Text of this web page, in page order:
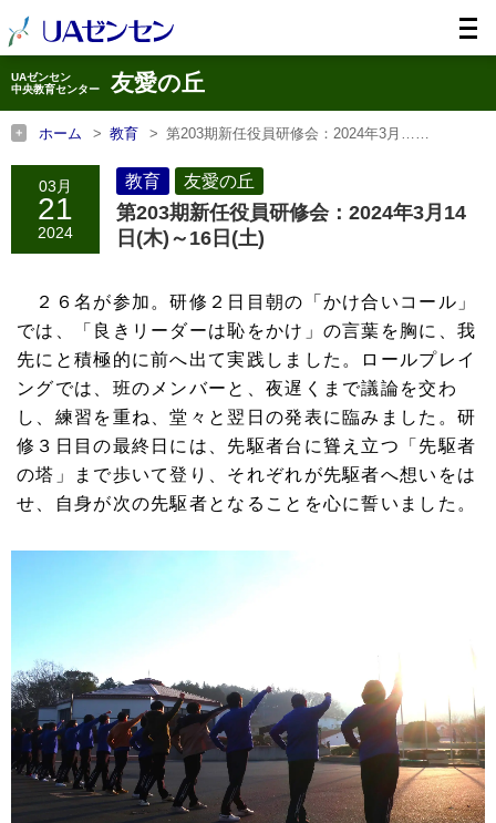
UAゼンセン
中央教育センター
友愛の丘
ホーム 教育
第203期新任役員研修会：2024年3月……
03月
21
2024
教育 友愛の丘
第203期新任役員研修会：2024年3月14
日(木)～16日(土)
２６名が参加。研修２日目朝の「かけ合いコール」
では、「良きリーダーは恥をかけ」の言葉を胸に、我
先にと積極的に前へ出て実践しました。ロールプレイ
ングでは、班のメンバーと、夜遅くまで議論を交わ
し、練習を重ね、堂々と翌日の発表に臨みました。研
修３日目の最終日には、先駆者台に聳え立つ「先駆者
の塔」まで歩いて登り、それぞれが先駆者へ想いをは
せ、自身が次の先駆者となることを心に誓いました。